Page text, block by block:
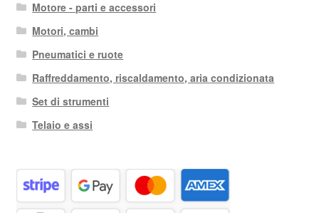
Motore - parti e accessori
Motori, cambi
Pneumatici e ruote
Raffreddamento, riscaldamento, aria condizionata
Set di strumenti
Telaio e assi